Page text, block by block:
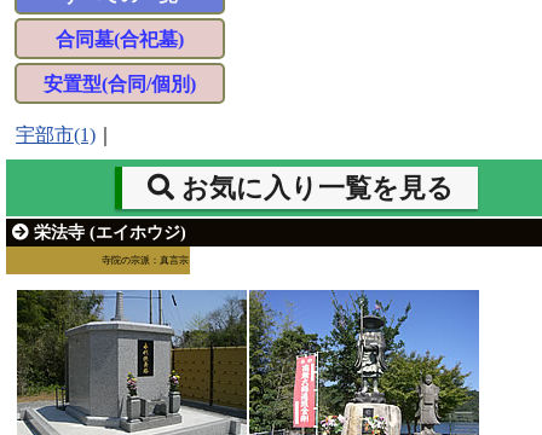
合同墓(合祀墓)
安置型(合同/個別)
宇部市(1)
お気に入り一覧を見る
栄法寺 (エイホウジ)
寺院の宗派：真言宗